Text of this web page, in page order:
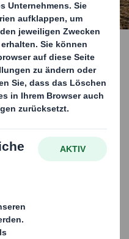
für
süßer als normale
Winter ein
benötigen jedoch
ihren
können.